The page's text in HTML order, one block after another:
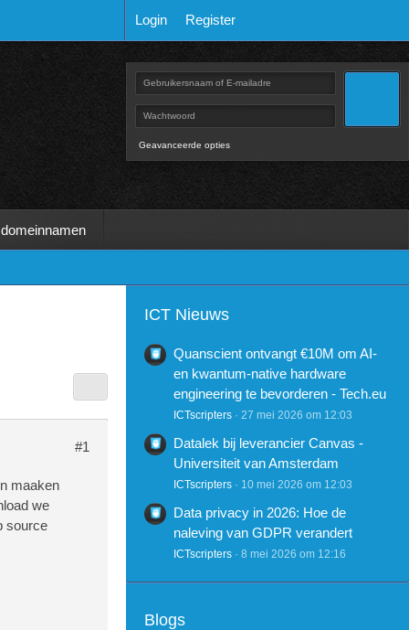
Login Register
Geavanceerde opties
#1
maaken
we
source
ICT Nieuws
Quanscient ontvangt €10M om AI-
en kwantum-native hardware
engineering te bevorderen - Tech.eu
ICTscripters 27 mei 2026 om 12:03
Datalek bij leverancier Canvas -
Universiteit van Amsterdam
ICTscripters 10 mei 2026 om 12:03
Data privacy in 2026: Hoe de
naleving van GDPR verandert
ICTscripters 8 mei 2026 om 12:16
Blogs